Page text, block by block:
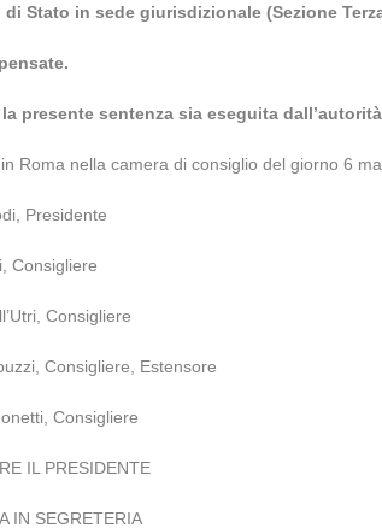
Stato in sede giurisdizionale (Sezione
presente sentenza sia eseguita
Roma nella camera di consiglio del giorno 6
Presidente
Consigliere
Consigliere
Consigliere, Estensore
Consigliere
IL PRESIDENTE
IN SEGRETERIA